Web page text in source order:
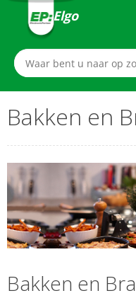
Elgo
Bakken en
Bakken en